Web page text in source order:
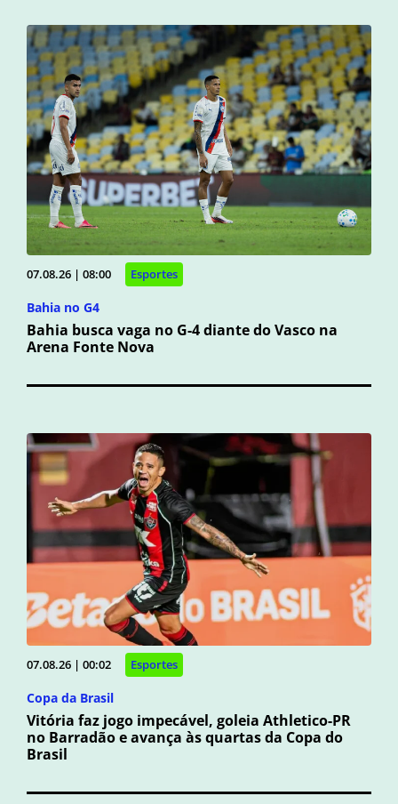
07.08.26 | 08:00 Esportes
Bahia no G4
Bahia busca vaga no G-4 diante do Vasco na
Arena Fonte Nova
07.08.26 | 00:02 Esportes
Copa da Brasil
Vitória faz jogo impecável, goleia Athletico-PR
no Barradão e avança às quartas da Copa do
Brasil